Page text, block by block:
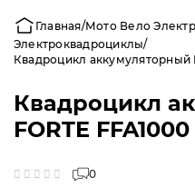
Главная Мото Вело
Электроквадроциклы
Квадроцикл аккумуляторный
Квадроцикл
FORTE
0